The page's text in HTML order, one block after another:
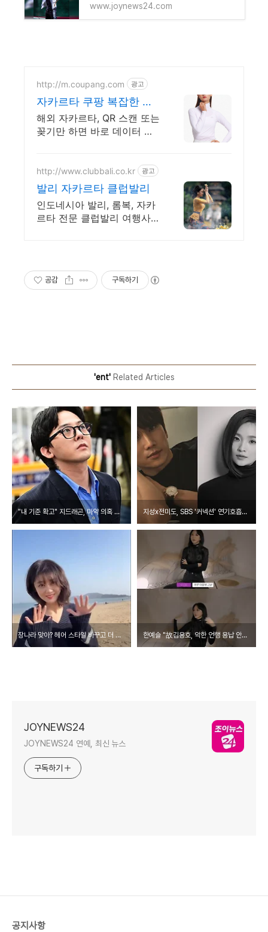
www.joynews24.com
http://m.coupang.com 광고
자카르타 쿠팡 복잡한 개
통 없이 바로
해외 자카르타, QR 스캔 또는
꽂기만 하면 바로 데이터 사
SNS 걱정 없이 즐기세요.
http://www.clubbali.co.kr 광고
발리 자카르타 클럽발리
인도네시아 발리, 롬복, 자카
르타 전문 클럽발리 여행사,
공감 구독하기
'ent'Related Articles
"내 기준 확고" 지드래곤, 마약 의혹 벗나…경찰 수사 마무리 단계 지성x전미도, SBS '커넥션' 연기호흡…경찰과 기자 '파격변신'
장나라 맞아? 헤어 스타일 바꾸고 더 어려진 미모...몰라볼 뻔 한예슬 "故김용호, 악한 언행 용납 안돼…안타깝고 불쌍"
JOYNEWS24
JOYNEWS24 연예, 최신 뉴스
구독하기
공지사항